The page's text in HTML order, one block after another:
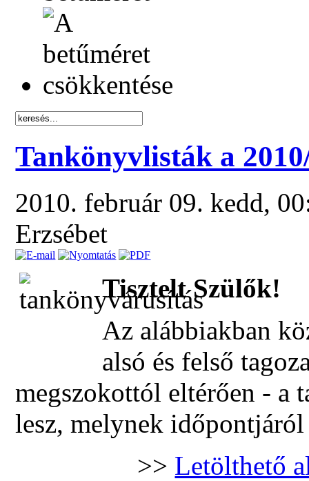
Tankönyvlisták a
2010. február 09. kedd,
Erzsébet
Tisztelt Szülők!
Az alábbiakban
alsó és felső
megszokottól eltérően - a
lesz, melynek
>> Letölthető